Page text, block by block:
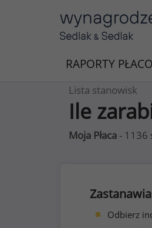
RAPORTY
Lista stanowisk
Ile
Moja Płaca - 1136
Odbierz